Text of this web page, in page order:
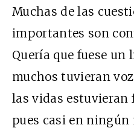
Muchas de las
importantes son
Quería que fuese un
muchos tuvieran
las vidas estuvieran
pues casi en